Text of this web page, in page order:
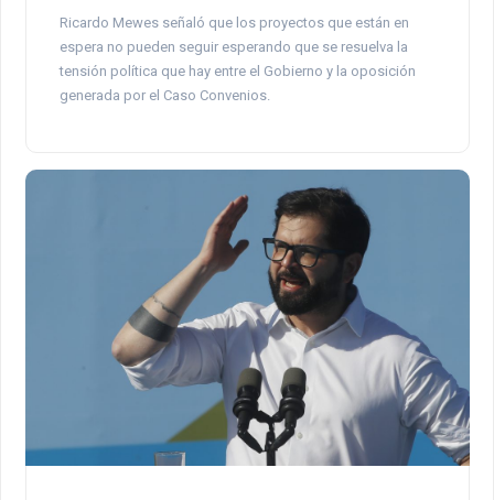
Ricardo Mewes señaló que los proyectos que están en
espera no pueden seguir esperando que se resuelva la
tensión política que hay entre el Gobierno y la oposición
generada por el Caso Convenios.